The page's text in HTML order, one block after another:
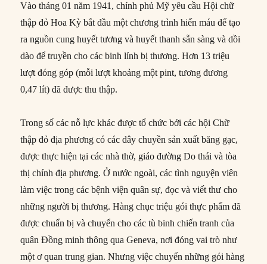
Vào tháng 01 năm 1941, chính phủ Mỹ yêu cầu Hội chữ
thập đỏ Hoa Kỳ bắt đầu một chương trình hiến máu để tạo
ra nguồn cung huyết tương và huyết thanh sẵn sàng và dồi
dào để truyền cho các binh lính bị thương. Hơn 13 triệu
lượt đóng góp (mỗi lượt khoảng một pint, tương đương
0,47 lít) đã được thu thập.
Trong số các nỗ lực khác được tổ chức bởi các hội Chữ
thập đỏ địa phương có các dây chuyền sản xuất băng gạc,
được thực hiện tại các nhà thờ, giáo đường Do thái và tòa
thị chính địa phương. Ở nước ngoài, các tình nguyện viên
làm việc trong các bệnh viện quân sự, đọc và viết thư cho
những người bị thương. Hàng chục triệu gói thực phẩm đã
được chuẩn bị và chuyển cho các tù binh chiến tranh của
quân Đồng minh thông qua Geneva, nơi đóng vai trò như
một ơ quan trung gian. Nhưng việc chuyển những gói hàng